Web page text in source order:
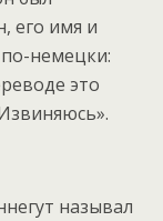
его имя и
немецки:
это
называл